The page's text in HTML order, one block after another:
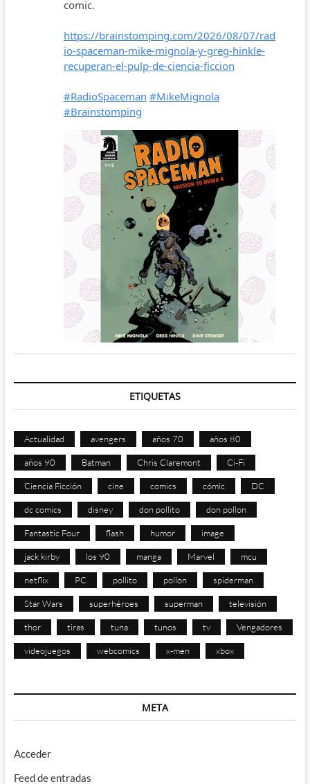
ETIQUETAS
Actualidad avengers años 70 años 80
años 90 Batman Chris Claremont Ci-Fi
Ciencia Ficción cine comics cómic DC
dc comics disney don pollito don pollon
Fantastic Four flash humor image
jack kirby los 90 manga Marvel mcu
netflix PC pollito pollon spiderman
Star Wars superhéroes superman televisión
thor tiras tuna tunos tv Vengadores
videojuegos webcomics x-men xbox
META
Acceder
Feed de entradas